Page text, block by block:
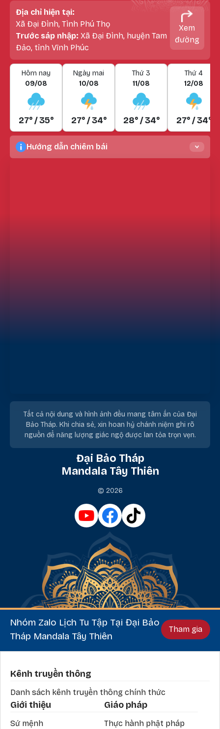
Địa chỉ hiện tại:
Xã Đại Đình, Tình Phú Thọ
Trước sáp nhập: Xã Đại Đình, huyện Tam
Đảo, tỉnh Vĩnh Phúc
Xem
đường
Hôm nay
09/08
27° / 35°
Ngày mai
10/08
27° / 34°
Thứ 3
11/08
28° / 34°
Thứ 4
12/08
27° / 34°
Hướng dẫn chiêm bái
Tất cả nội dung và hình ảnh đều mang tâm ấn của Đại
Bảo Tháp. Khi chia sẻ, xin hoan hỷ chánh niệm ghi rõ
nguồn để năng lượng giác ngộ được lan tỏa trọn vẹn.
Đại Bảo Tháp
Mandala Tây Thiên
© 2026
Nhóm Zalo Lịch Tu Tập Tại Đại Bảo
Tháp Mandala Tây Thiên
Tham gia
Phần chân
Kênh truyền thông
Danh sách kênh truyền thông chính thức
Giới thiệu
Sứ mệnh
Giáo pháp
Thực hành phật pháp